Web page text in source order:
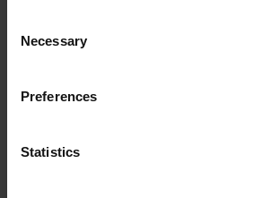
Selection
Necessary
Preferences
Statistics